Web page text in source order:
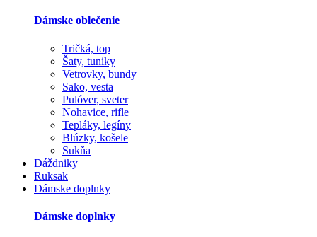
Dámske oblečenie
Tričká, top
Šaty, tuniky
Vetrovky, bundy
Sako, vesta
Pulóver, sveter
Nohavice, rifle
Tepláky, legíny
Blúzky, košele
Sukňa
Dáždniky
Ruksak
Dámske doplnky
Dámske doplnky